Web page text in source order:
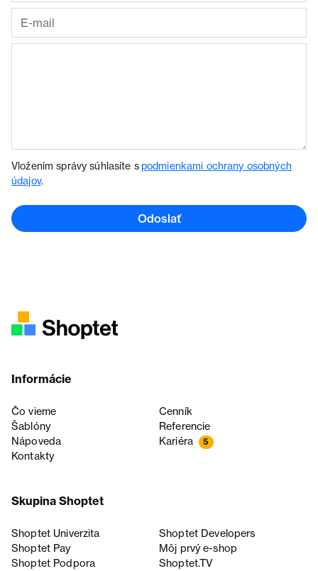
Vložením správy súhlasíte spodmienkami ochrany osobných
údajov.
Odoslať
Informácie
Čo vieme
Cenník
Šablóny
Referencie
Nápoveda
Kariéra 5
Kontakty
Skupina Shoptet
Shoptet Univerzita
Shoptet Developers
Shoptet Pay
Môj prvý e-shop
Shoptet Podpora
Shoptet.TV